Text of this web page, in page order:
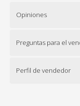
Opiniones
Preguntas para el
Perfil de vendedor